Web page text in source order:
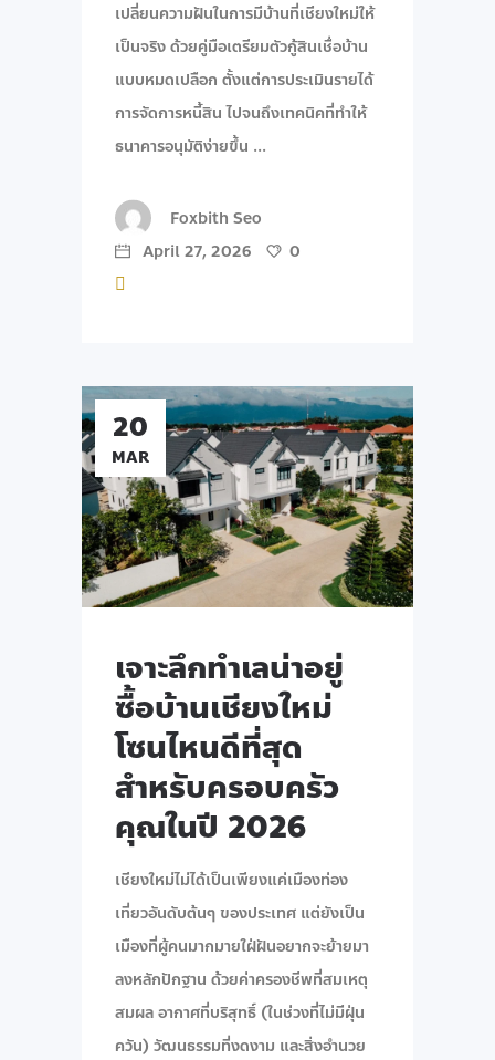
เปลี่ยนความฝันในการมีบ้านที่เชียงใหม่ให้
เป็นจริง ด้วยคู่มือเตรียมตัวกู้สินเชื่อบ้าน
แบบหมดเปลือก ตั้งแต่การประเมินรายได้
การจัดการหนี้สิน ไปจนถึงเทคนิคที่ทำให้
ธนาคารอนุมัติง่ายขึ้น
Foxbith Seo
April 27, 2026
0
20
MAR
เจาะลึกทำเลน่าอยู่
ซื้อบ้านเชียงใหม่
โซนไหนดีที่สุด
สำหรับครอบครัว
คุณในปี 2026
เชียงใหม่ไม่ได้เป็นเพียงแค่เมืองท่อง
เที่ยวอันดับต้นๆ ของประเทศ แต่ยังเป็น
เมืองที่ผู้คนมากมายใฝ่ฝันอยากจะย้ายมา
ลงหลักปักฐาน ด้วยค่าครองชีพที่สมเหตุ
สมผล อากาศที่บริสุทธิ์ (ในช่วงที่ไม่มีฝุ่น
ควัน) วัฒนธรรมที่งดงาม และสิ่งอำนวย